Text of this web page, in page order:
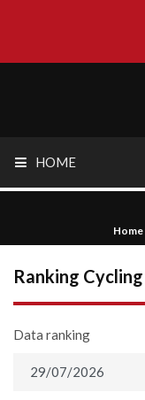
HOME
Home
Ranking
Data ranking